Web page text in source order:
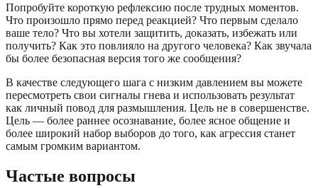
Попробуйте короткую рефлексию после трудных моментов.
Что произошло прямо перед реакцией? Что первым сделало
ваше тело? Что вы хотели защитить, доказать, избежать или
получить? Как это повлияло на другого человека? Как звучала
бы более безопасная версия того же сообщения?
В качестве следующего шага с низким давлением вы можете
пересмотреть свои сигналы гнева и использовать результат
как личный повод для размышления. Цель не в совершенстве.
Цель — более раннее осознавание, более ясное общение и
более широкий набор выборов до того, как агрессия станет
самым громким вариантом.
Частые вопросы